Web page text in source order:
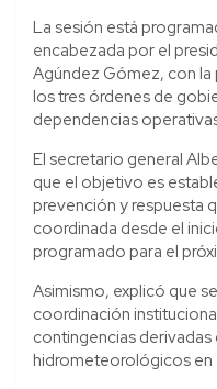
La sesión está
encabezada por el
Agúndez Gómez, con
los tres órdenes de
dependencias
El secretario general
que el objetivo es
prevención y respuesta
coordinada desde el
programado para el
Asimismo, explicó que
coordinación
contingencias
hidrometeorológicos en